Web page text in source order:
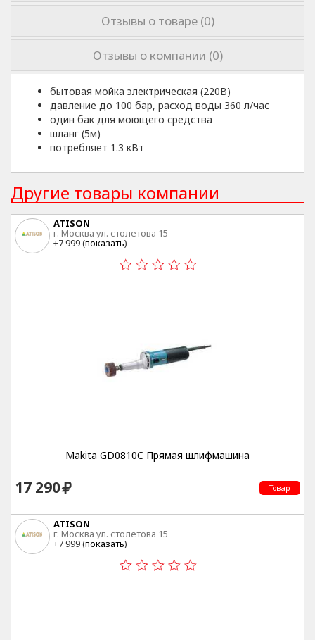
Отзывы о товаре (0)
Отзывы о компании (0)
бытовая мойка электрическая (220В)
давление до 100 бар, расход воды 360 л/час
один бак для моющего средства
шланг (5м)
потребляет 1.3 кВт
Другие товары компании
ATISON
г. Москва ул. столетова 15
+7 999 (показать)
Makita GD0810C Прямая шлифмашина
17 290 Товар
ATISON
г. Москва ул. столетова 15
+7 999 (показать)